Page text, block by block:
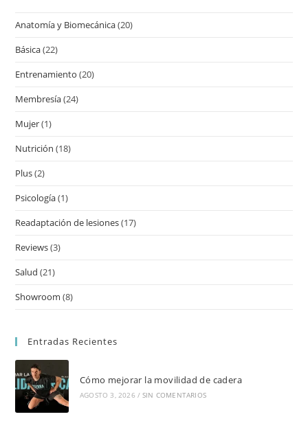
Anatomía y Biomecánica(20)
Básica(22)
Entrenamiento (20)
Membresía(24)
Mujer(1)
Nutrición (18)
Plus(2)
Psicología(1)
Readaptación de lesiones(17)
Reviews(3)
Salud (21)
Showroom (8)
Entradas Recientes
Cómo mejorar la movilidad de cadera
AGOSTO 3, 2026 / SIN COMENTARIOS